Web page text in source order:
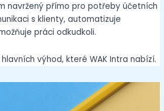
navržený přímo pro potřeby účetních
s klienty, automatizuje
práci odkudkoli.
výhod, které WAK Intra nabízí.